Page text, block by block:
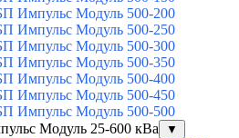
Импульс Модуль 500-200
Импульс Модуль 500-250
Импульс Модуль 500-300
Импульс Модуль 500-350
Импульс Модуль 500-400
Импульс Модуль 500-450
Импульс Модуль 500-500
Модуль 25-600 кВа
▼